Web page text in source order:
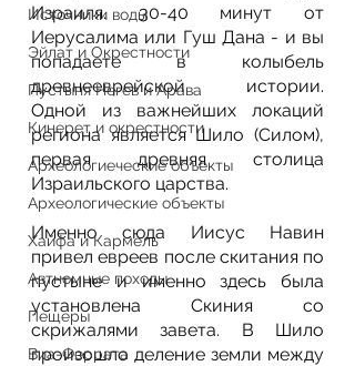
Источники воды
Эйлат и Окрестности
Пустыня Негев и Арава
Кинерет и окрестности
Археологиеческие объекты
Археологические объекты
Хайфа и Кармель
Автномные походы
Пещеры
Виа-Феррата
Израиля. 30-40 минут от
Иерусалима или Гуш Дана - и вы
попадаете в колыбель
древнееврейской истории.
Одной из важнейших локаций
региона является Шило (Силом),
первая древняя столица
Израильского царства.
Именно сюда Иисус Навин
привел евреев после скитания по
пустыне и именно здесь была
установлена Скиния со
скрижалями завета. В Шило
произошло деление земли между